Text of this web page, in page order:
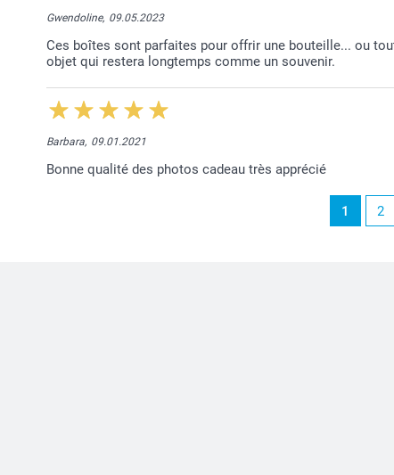
Gwendoline, 09.05.2023
Ces boîtes sont parfaites pour offrir une bouteille... ou
objet qui restera longtemps comme un souvenir.
Barbara, 09.01.2021
Bonne qualité des photos cadeau très apprécié
1 2